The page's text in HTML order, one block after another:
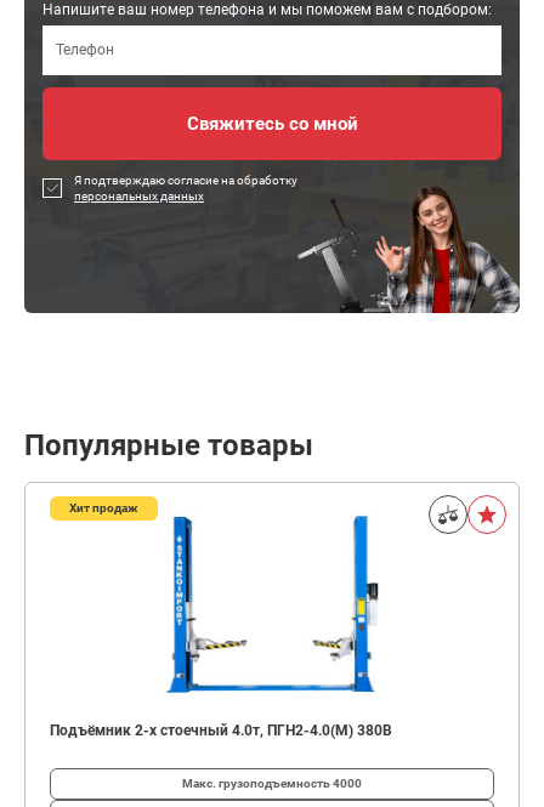
Напишите ваш номер телефона и мы поможем вам с подбором:
Я подтверждаю согласие на обработку
персональных данных
Популярные товары
Хит продаж
Подъёмник 2-х стоечный 4.0т, ПГН2-4.0(М) 380В
Макс. грузоподъемность4000